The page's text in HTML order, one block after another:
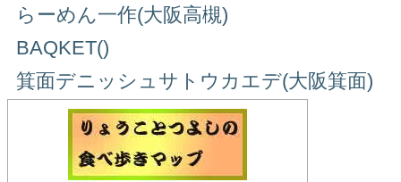
らーめん一作(大阪高槻)
BAQKET()
箕面デニッシュサトウカエデ(大阪箕面)